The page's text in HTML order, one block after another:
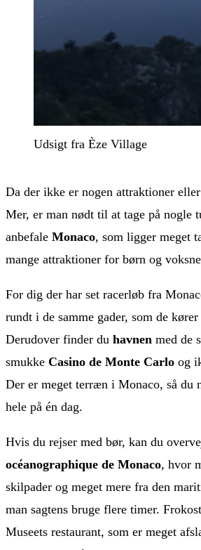
Udsigt fra Èze Village
Da der ikke er nogen attraktioner
Mer, er man nødt til at tage på nogle
anbefale Monaco, som ligger meget
mange attraktioner for børn og
For dig der har set racerløb fra
rundt i de samme gader, som de
Derudover finder du havnen med de
smukke Casino de Monte Carlo og
Der er meget terræn i Monaco, så du
hele på én dag.
Hvis du rejser med bør, kan du
océanographique de Monaco, hvor
skilpader og meget mere fra den
man sagtens bruge flere timer.
Museets restaurant, som er meget